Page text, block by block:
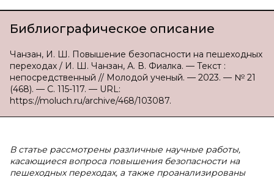
Библиографическое описание
Чанзан, И. Ш. Повышение безопасности на пешеходных
переходах / И. Ш. Чанзан, А. В. Фиалка. — Текст :
непосредственный // Молодой ученый. — 2023. — № 21
(468). — С. 115-117. — URL:
https://moluch.ru/archive/468/103087.
В статье рассмотрены различные научные работы,
касающиеся вопроса повышения безопасности на
пешеходных переходах, а также проанализированы